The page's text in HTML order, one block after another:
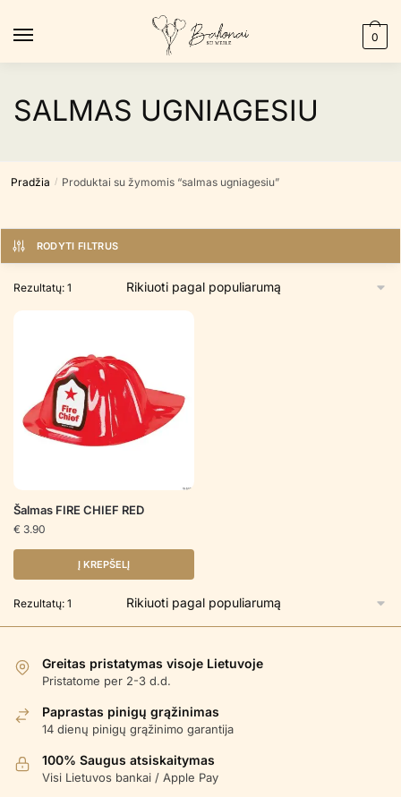
0
SALMAS UGNIAGESIU
Pradžia / Produktai su žymomis “salmas ugniagesiu”
RODYTI FILTRUS
Rezultatų: 1
Šalmas FIRE CHIEF RED
€ 3.90
Į KREPŠELĮ
Rezultatų: 1
Greitas pristatymas visoje Lietuvoje
Pristatome per 2-3 d.d.
Paprastas pinigų grąžinimas
14 dienų pinigų grąžinimo garantija
100% Saugus atsiskaitymas
Visi Lietuvos bankai / Apple Pay